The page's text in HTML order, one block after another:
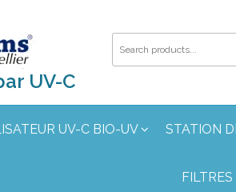
UV-C
UV-C BIO-UV STATION